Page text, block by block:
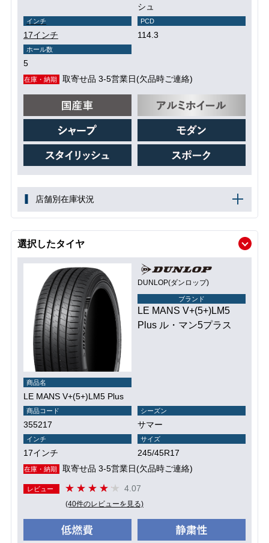
シュ
インチ
17インチ
PCD
114.3
ホール数
5
在庫・納期 取寄せ品 3-5営業日(欠品時ご連絡)
店舗別在庫状況
選択したタイヤ
DUNLOP(ダンロップ)
ブランド
LE MANS V+(5+)LM5
Plus ル・マン5プラス
商品名
LE MANS V+(5+)LM5 Plus
商品コード
355217
シーズン
サマー
インチ
17インチ
サイズ
245/45R17
在庫・納期 取寄せ品 3-5営業日(欠品時ご連絡)
レビュー 4.07
(40件のレビューを見る)